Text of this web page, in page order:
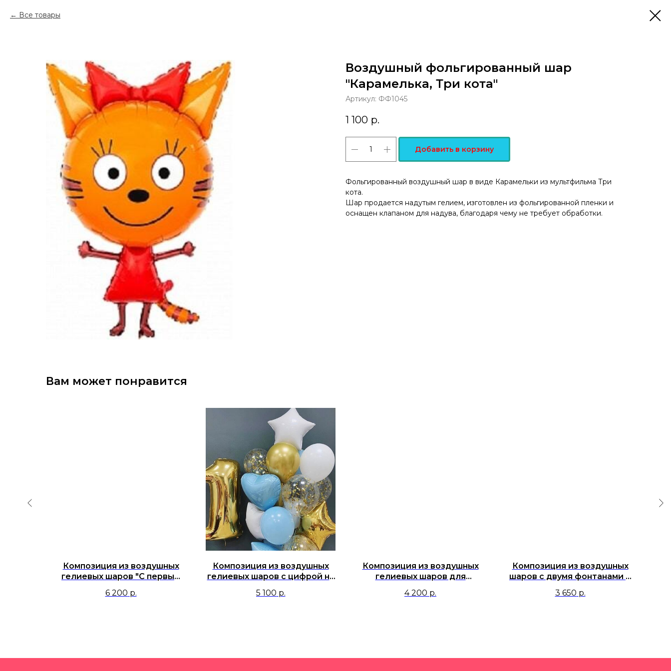
Все товары
Воздушный фольгированный шар
"Карамелька, Три кота"
Артикул: ФФ1045
1 100 р.
Добавить в корзину
Фольгированный воздушный шар в виде Карамельки из мультфильма Три
кота.
Шар продается надутым гелием, изготовлен из фольгированной пленки и
оснащен клапаном для надува, благодаря чему не требует обработки.
Вам может понравится
Композиция из воздушных
гелиевых шаров "С первым
6 200 р.
Композиция из воздушных
гелиевых шаров с цифрой на
5 100 р.
Композиция из воздушных
гелиевых шаров для
фигурой Сердитая кошка в
4 200 р.
Композиция из воздушных
шаров с двумя фонтанами и
синий
3 650 р.